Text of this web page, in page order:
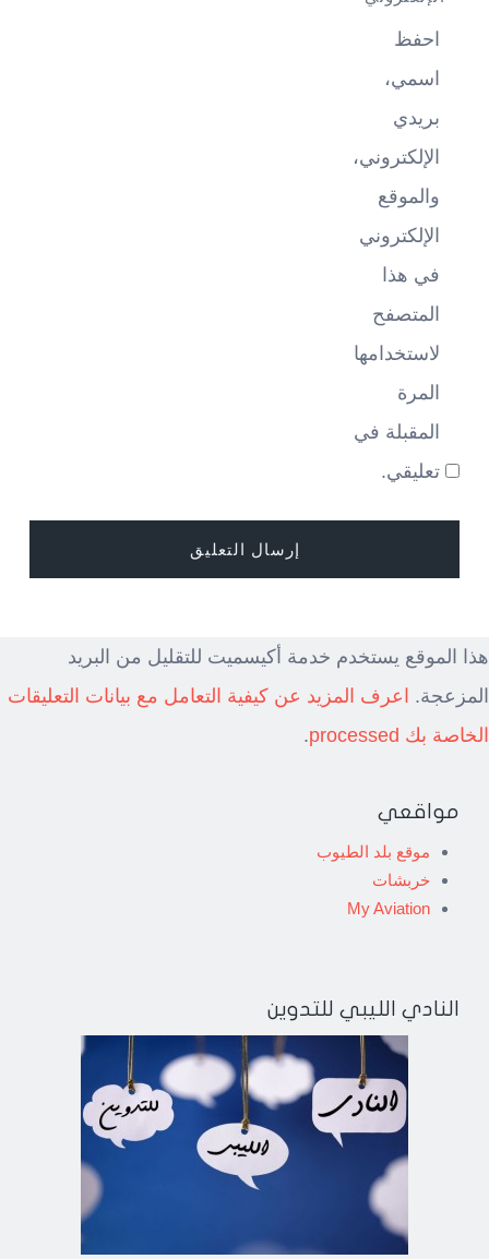
احفظ
اسمي،
بريدي
الإلكتروني،
والموقع
الإلكتروني
في هذا
المتصفح
لاستخدامها
المرة
المقبلة في
تعليقي.
هذا الموقع يستخدم خدمة أكيسميت للتقليل من البريد
المزعجة.
اعرف المزيد عن كيفية التعامل مع بيانات التعليقات
الخاصة بك processed
.
مواقعي
موقع بلد الطيوب
خربشات
My Aviation
النادي الليبي للتدوين